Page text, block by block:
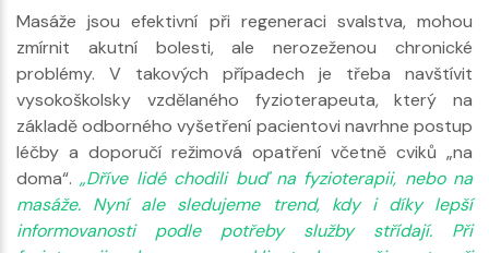
Masáže jsou efektivní při regeneraci svalstva, mohou
zmírnit akutní bolesti, ale nerozeženou chronické
problémy. V takových případech je třeba navštívit
vysokoškolsky vzdělaného fyzioterapeuta, který na
základě odborného vyšetření pacientovi navrhne postup
léčby a doporučí režimová opatření včetně cviků „na
doma“.„Dříve lidé chodili buď na fyzioterapii, nebo na
masáže. Nyní ale sledujeme trend, kdy i díky lepší
informovanosti podle potřeby služby střídají. Při